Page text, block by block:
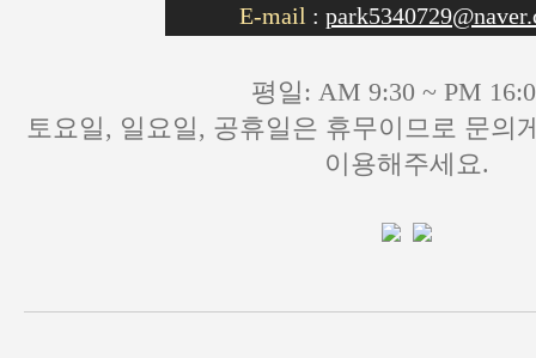
E-mail :
평일: AM 9:30 ~ PM
토요일, 일요일, 공휴일은 휴무이므로 문의
이용해주세요.